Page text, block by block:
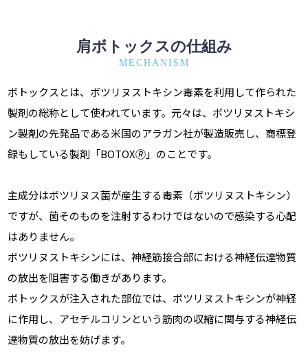
肩ボトックスの仕組み
MECHANISM
ボトックスとは、ボツリヌストキシン毒素を利用して作られた
製剤の総称として使われています。元々は、ボツリヌストキシ
ン製剤の先発品である米国のアラガン社が製造販売し、商標登
録もしている製剤「BOTOX🄬」のことです。
主成分はボツリヌス菌が産生する毒素（ボツリヌストキシン）
ですが、菌そのものを注射するわけではないので感染する心配
はありません。
ボツリヌストキシンには、神経筋接合部における神経伝達物質
の放出を阻害する働きがあります。
ボトックスが注入された部位では、ボツリヌストキシンが神経
に作用し、アセチルコリンという筋肉の収縮に関与する神経伝
達物質の放出を妨げます。